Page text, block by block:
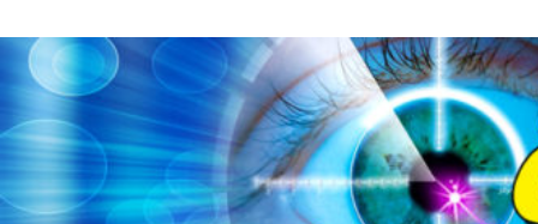
to
contentvinivida.lk